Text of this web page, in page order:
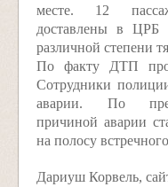
месте. 12
доставлены в ЦРБ
различной степени
По факту ДТП
Сотрудники
аварии. По
причиной аварии
на полосу
Дариуш Корвель,